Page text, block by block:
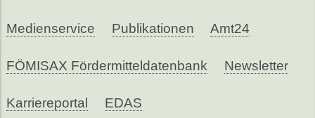
Medienservice Publikationen Amt24
FÖMISAX Fördermitteldatenbank Newsletter
Karriereportal EDAS